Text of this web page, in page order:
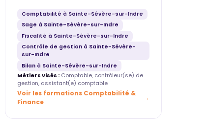
Comptabilité à Sainte-Sévère-sur-Indre
Sage à Sainte-Sévère-sur-Indre
Fiscalité à Sainte-Sévère-sur-Indre
Contrôle de gestion à Sainte-Sévère-
sur-Indre
Bilan à Sainte-Sévère-sur-Indre
Métiers visés : Comptable, contrôleur(se) de
gestion, assistant(e) comptable
Voir les formations Comptabilité &
Finance